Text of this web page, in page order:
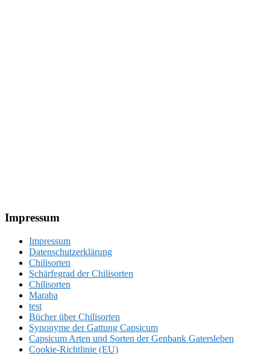
Footer
Impressum
Impressum
Datenschutzerklärung
Chilisorten
Schärfegrad der Chilisorten
Chilisorten
Maraba
test
Bücher über Chilisorten
Synonyme der Gattung Capsicum
Capsicum Arten und Sorten der Genbank Gatersleben
Cookie-Richtlinie (EU)